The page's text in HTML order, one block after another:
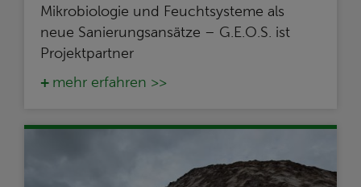
Mikrobiologie und Feuchtsysteme als
neue Sanierungsansätze – G.E.O.S. ist
Projektpartner
mehr erfahren >>